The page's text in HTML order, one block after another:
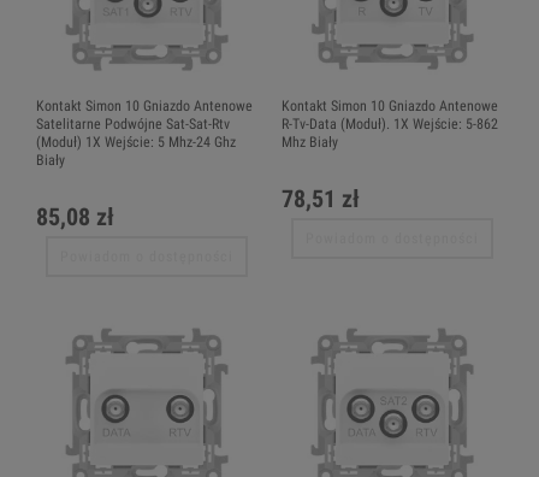
Kontakt Simon 10 Gniazdo Antenowe
Satelitarne Podwójne Sat-Sat-Rtv
(Moduł) 1X Wejście: 5 Mhz-24 Ghz
Biały
85,08 zł
Kontakt Simon 10 Gniazdo Antenowe
R-Tv-Data (Moduł). 1X Wejście: 5-862
Mhz Biały
78,51 zł